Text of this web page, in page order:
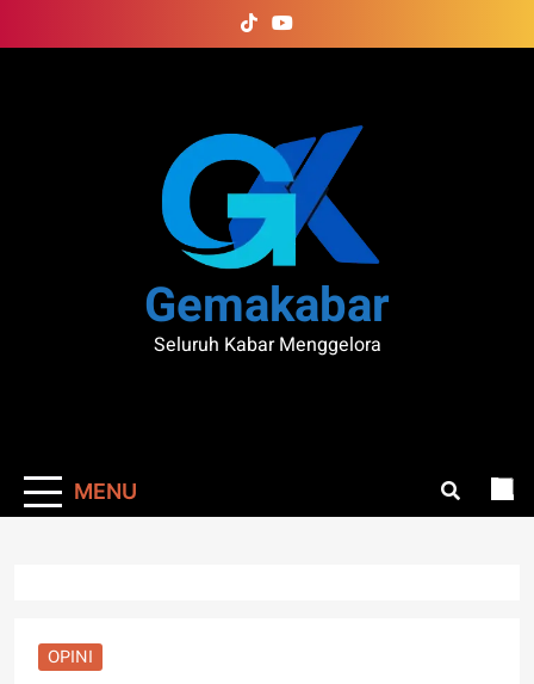
to
Gemakabar
Seluruh Kabar Menggelora
MENU
OPINI